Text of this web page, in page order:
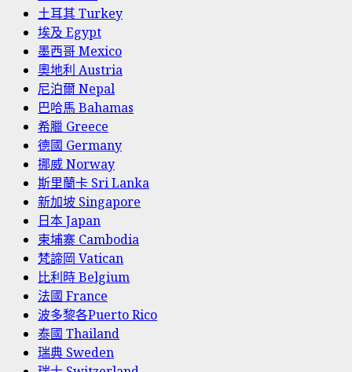
土耳其 Turkey
埃及 Egypt
墨西哥 Mexico
奧地利 Austria
尼泊爾 Nepal
巴哈馬 Bahamas
希臘 Greece
德國 Germany
挪威 Norway
斯里蘭卡 Sri Lanka
新加坡 Singapore
日本 Japan
柬埔寨 Cambodia
梵諦岡 Vatican
比利時 Belgium
法國 France
波多黎各Puerto Rico
泰國 Thailand
瑞典 Sweden